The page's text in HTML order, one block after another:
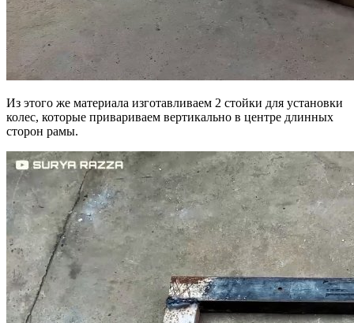
Из этого же материала изготавливаем 2 стойки для установки
колес, которые привариваем вертикально в центре длинных
сторон рамы.